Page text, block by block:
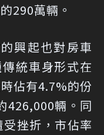
290萬輛。
興起也對房車
統車身形式在
佔有4.7%的份
426,000輛。同
挫折，市佔率